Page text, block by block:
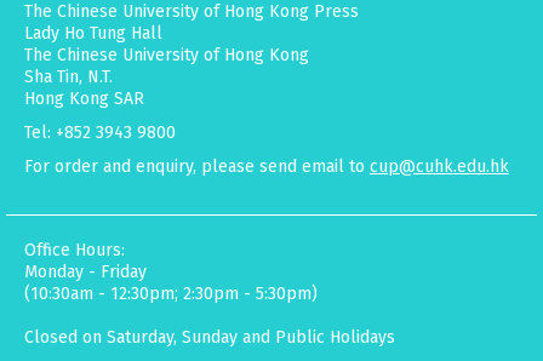
The Chinese University of Hong Kong Press
Lady Ho Tung Hall
The Chinese University of Hong Kong
Sha Tin, N.T.
Hong Kong SAR
Tel: +852 3943 9800
For order and enquiry, please send email to cup@cuhk.edu.hk
Office Hours:
Monday - Friday
(10:30am - 12:30pm; 2:30pm - 5:30pm)
Closed on Saturday, Sunday and Public Holidays